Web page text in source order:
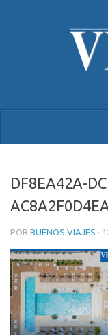
DF8EA42A-
POR BUENOS VIAJES ·